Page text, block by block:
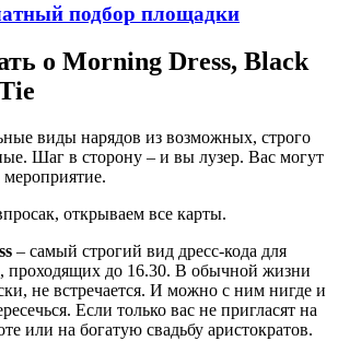
подбор площадки
о Morning Dress, Black
виды нарядов из возможных, строго
Шаг в сторону – и вы лузер. Вас могут
мероприятие.
открываем все карты.
– самый строгий вид дресс-кода для
проходящих до 16.30. В обычной жизни
не встречается. И можно с ним нигде и
Если только вас не пригласят на
или на богатую свадьбу аристократов.